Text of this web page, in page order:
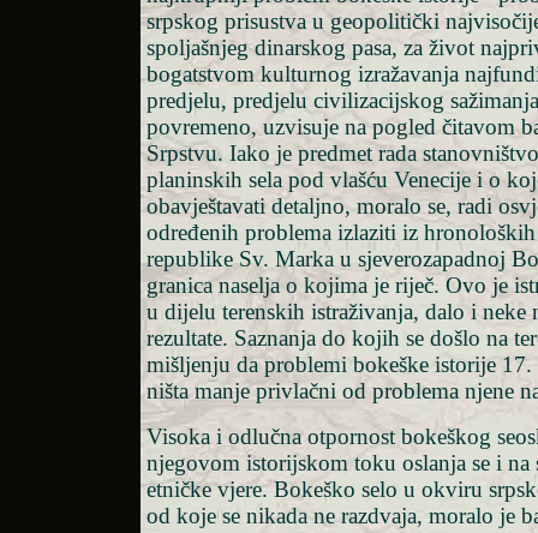
srpskog prisustva u geopolitički
spoljašnjeg dinarskog pasa, za život
bogatstvom kulturnog izražavanja
predjelu, predjelu civilizacijskog
povremeno, uzvisuje na pogled čitavom
Srpstvu. Iako je predmet rada
planinskih sela pod vlašću Venecije i o
obavještavati detaljno, moralo se, radi
određenih problema izlaziti iz
republike Sv. Marka u sjeverozapadnoj
granica naselja o kojima je riječ. Ovo je
u dijelu terenskih istraživanja, dalo i neke
rezultate. Saznanja do kojih se došlo na
mišljenju da problemi bokeške istorije
ništa manje privlačni od problema njene
Visoka i odlučna otpornost bokeškog
njegovom istorijskom toku oslanja se i na
etničke vjere. Bokeško selo u okviru
od koje se nikada ne razdvaja, moralo je